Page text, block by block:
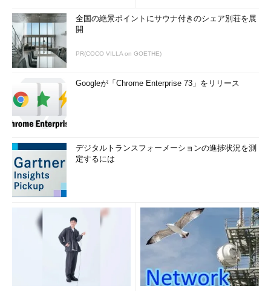
全国の絶景ポイントにサウナ付きのシェア別荘を展
開
PR(COCO VILLA on GOETHE)
Googleが「Chrome Enterprise 73」をリリース
デジタルトランスフォーメーションの進捗状況を測
定するには